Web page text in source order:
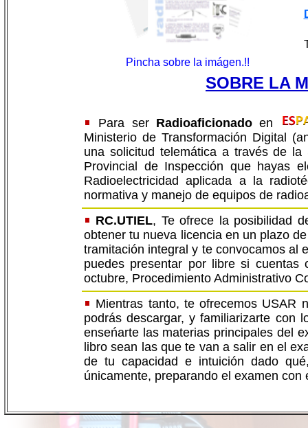
Pincha sobre la imágen.!!
SOBRE LA
Para ser Radioaficionadoen
Ministerio de Transformación Digital
una solicitud telemática a través de
Provincial de Inspección que hayas
Radioelectricidad aplicada a la
normativa y manejo de equipos de
RC.UTIEL, Te ofrece la posibilidad
obtener tu nueva licencia en un plazo
tramitación integral y te convocamos al
puedes presentar por libre si
octubre, Procedimiento Administrativo
Mientras tanto, te ofrecemos USAR
podrás descargar, y familiarizarte con
enseńarte las materias principales del
libro sean las que te van a salir en el
de tu capacidad e intuición dado
únicamente, preparando el examen con